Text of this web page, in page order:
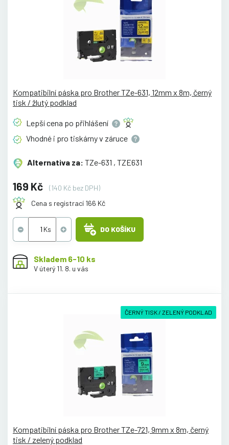
Kompatibilní páska pro Brother TZe-631, 12mm x 8m, černý
tisk / žlutý podklad
Lepší cena po přihlášení
Vhodné i pro tiskárny v záruce
Alternativa za: TZe-631 , TZE631
169 Kč
(140 Kč bez DPH)
Cena s registrací 166 Kč
DO KOŠÍKU
Skladem 6-10 ks
V úterý 11. 8. u vás
ČERNÝ TISK / ZELENÝ PODKLAD
Kompatibilní páska pro Brother TZe-721, 9mm x 8m, černý
tisk / zelený podklad